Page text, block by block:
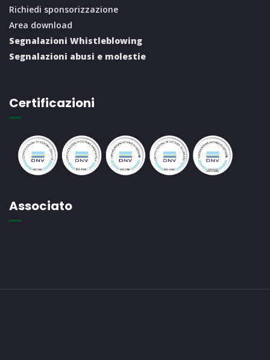
Richiedi sponsorizzazione
Area download
Segnalazioni Whistleblowing
Segnalazioni abusi e molestie
Certificazioni
Associato